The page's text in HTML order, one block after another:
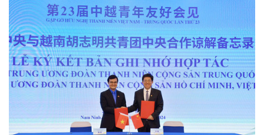
tham mưu, phối hợp… Qua đó hoàn thành các mục tiêu nghị
quyết Đại hội Đoàn khóa XII đặt ra, hướng tới nhiệm kỳ khóa XIII
với hành động cách mạng thống nhất: “Tuổi trẻ Việt Nam tiên
phong trong kỷ nguyên mới”.